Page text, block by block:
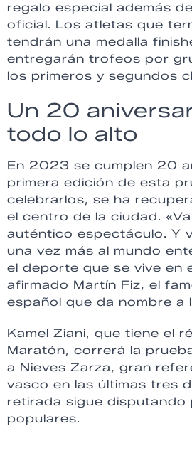
regalo especial además
oficial. Los atletas que
tendrán una medalla
entregarán trofeos por
los primeros y segundos
Un 20
todo lo alto
En 2023 se cumplen 20
primera edición de esta
celebrarlos, se ha
el centro de la ciudad.
auténtico espectáculo. Y
una vez más al mundo
el deporte que se vive en
afirmado Martín Fiz, el
español que da nombre a
Kamel Ziani, que tiene el
Maratón, correrá la
a Nieves Zarza, gran
vasco en las últimas tres
retirada sigue disputando
populares.